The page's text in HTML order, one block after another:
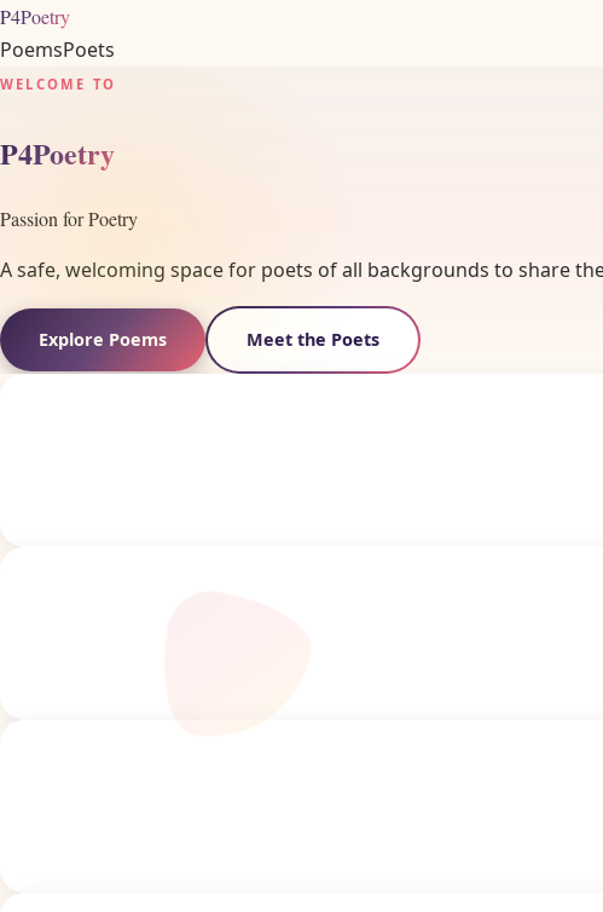
P4Poetry
PoemsPoets
WELCOME TO
P4Poetry
Passion for Poetry
A safe, welcoming space for poets of all backgrounds to share
Explore Poems Meet the Poets